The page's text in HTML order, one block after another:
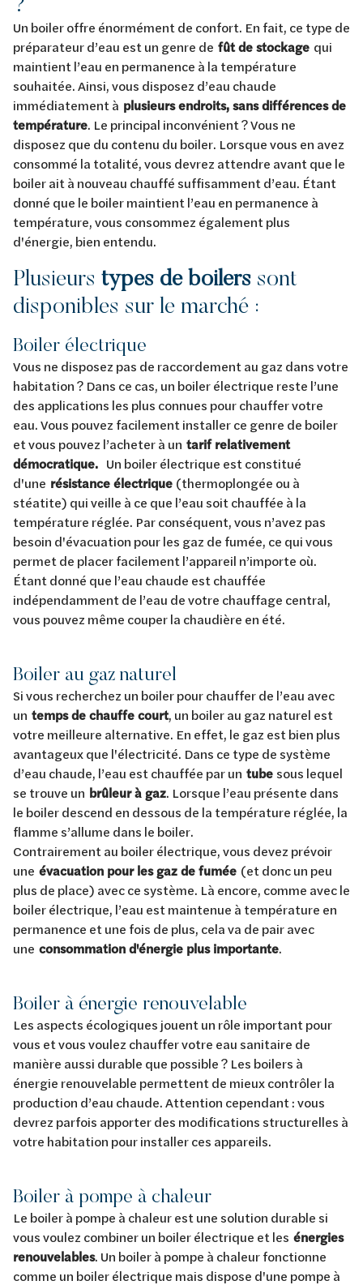
Un boiler offre énormément de confort. En fait, ce type de
préparateur d’eau est un genre de fût de stockage qui
maintient l’eau en permanence à la température
souhaitée. Ainsi, vous disposez d’eau chaude
immédiatement à plusieurs endroits, sans différences de
température. Le principal inconvénient ? Vous ne
disposez que du contenu du boiler. Lorsque vous en avez
consommé la totalité, vous devrez attendre avant que le
boiler ait à nouveau chauffé suffisamment d’eau. Étant
donné que le boiler maintient l’eau en permanence à
température, vous consommez également plus
d'énergie, bien entendu.
Plusieurs types de boilers sont
disponibles sur le marché :
Boiler électrique
Vous ne disposez pas de raccordement au gaz dans votre
habitation ? Dans ce cas, un boiler électrique reste l’une
des applications les plus connues pour chauffer votre
eau. Vous pouvez facilement installer ce genre de boiler
et vous pouvez l’acheter à un tarif relativement
démocratique. Un boiler électrique est constitué
d'une résistance électrique (thermoplongée ou à
stéatite) qui veille à ce que l’eau soit chauffée à la
température réglée. Par conséquent, vous n’avez pas
besoin d'évacuation pour les gaz de fumée, ce qui vous
permet de placer facilement l’appareil n’importe où.
Étant donné que l’eau chaude est chauffée
indépendamment de l’eau de votre chauffage central,
vous pouvez même couper la chaudière en été.
Boiler au gaz naturel
Si vous recherchez un boiler pour chauffer de l’eau avec
un temps de chauffe court, un boiler au gaz naturel est
votre meilleure alternative. En effet, le gaz est bien plus
avantageux que l'électricité. Dans ce type de système
d’eau chaude, l’eau est chauffée par un tube sous lequel
se trouve un brûleur à gaz. Lorsque l’eau présente dans
le boiler descend en dessous de la température réglée, la
flamme s’allume dans le boiler.
Contrairement au boiler électrique, vous devez prévoir
une évacuation pour les gaz de fumée (et donc un peu
plus de place) avec ce système. Là encore, comme avec le
boiler électrique, l’eau est maintenue à température en
permanence et une fois de plus, cela va de pair avec
une consommation d'énergie plus importante.
Boiler à énergie renouvelable
Les aspects écologiques jouent un rôle important pour
vous et vous voulez chauffer votre eau sanitaire de
manière aussi durable que possible ? Les boilers à
énergie renouvelable permettent de mieux contrôler la
production d’eau chaude. Attention cependant : vous
devrez parfois apporter des modifications structurelles à
votre habitation pour installer ces appareils.
Boiler à pompe à chaleur
Le boiler à pompe à chaleur est une solution durable si
vous voulez combiner un boiler électrique et les énergies
renouvelables. Un boiler à pompe à chaleur fonctionne
comme un boiler électrique mais dispose d'une pompe à